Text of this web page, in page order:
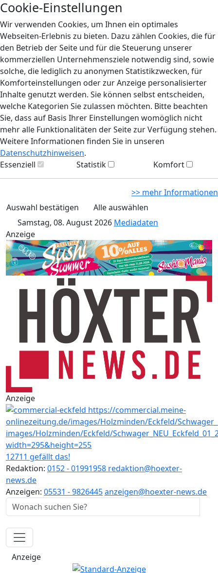
Cookie-Einstellungen
Wir verwenden Cookies, um Ihnen ein optimales
Webseiten-Erlebnis zu bieten. Dazu zählen Cookies, die für
den Betrieb der Seite und für die Steuerung unserer
kommerziellen Unternehmensziele notwendig sind, sowie
solche, die lediglich zu anonymen Statistikzwecken, für
Komforteinstellungen oder zur Anzeige personalisierter
Inhalte genutzt werden. Sie können selbst entscheiden,
welche Kategorien Sie zulassen möchten. Bitte beachten
Sie, dass auf Basis Ihrer Einstellungen womöglich nicht
mehr alle Funktionalitäten der Seite zur Verfügung stehen.
Weitere Informationen finden Sie in unseren
Datenschutzhinweisen.
Essenziell
Statistik Komfort
>> mehr Informationen
Auswahl bestätigen
Alle auswählen
Samstag, 08. August 2026 Mediadaten
Anzeige
Anzeige
12711 gefällt das!
Redaktion: 0152 - 01991958 redaktion@hoexter-
news.de
Anzeigen: 05531 - 9826445anzeigen@hoexter-news.de
Anzeige